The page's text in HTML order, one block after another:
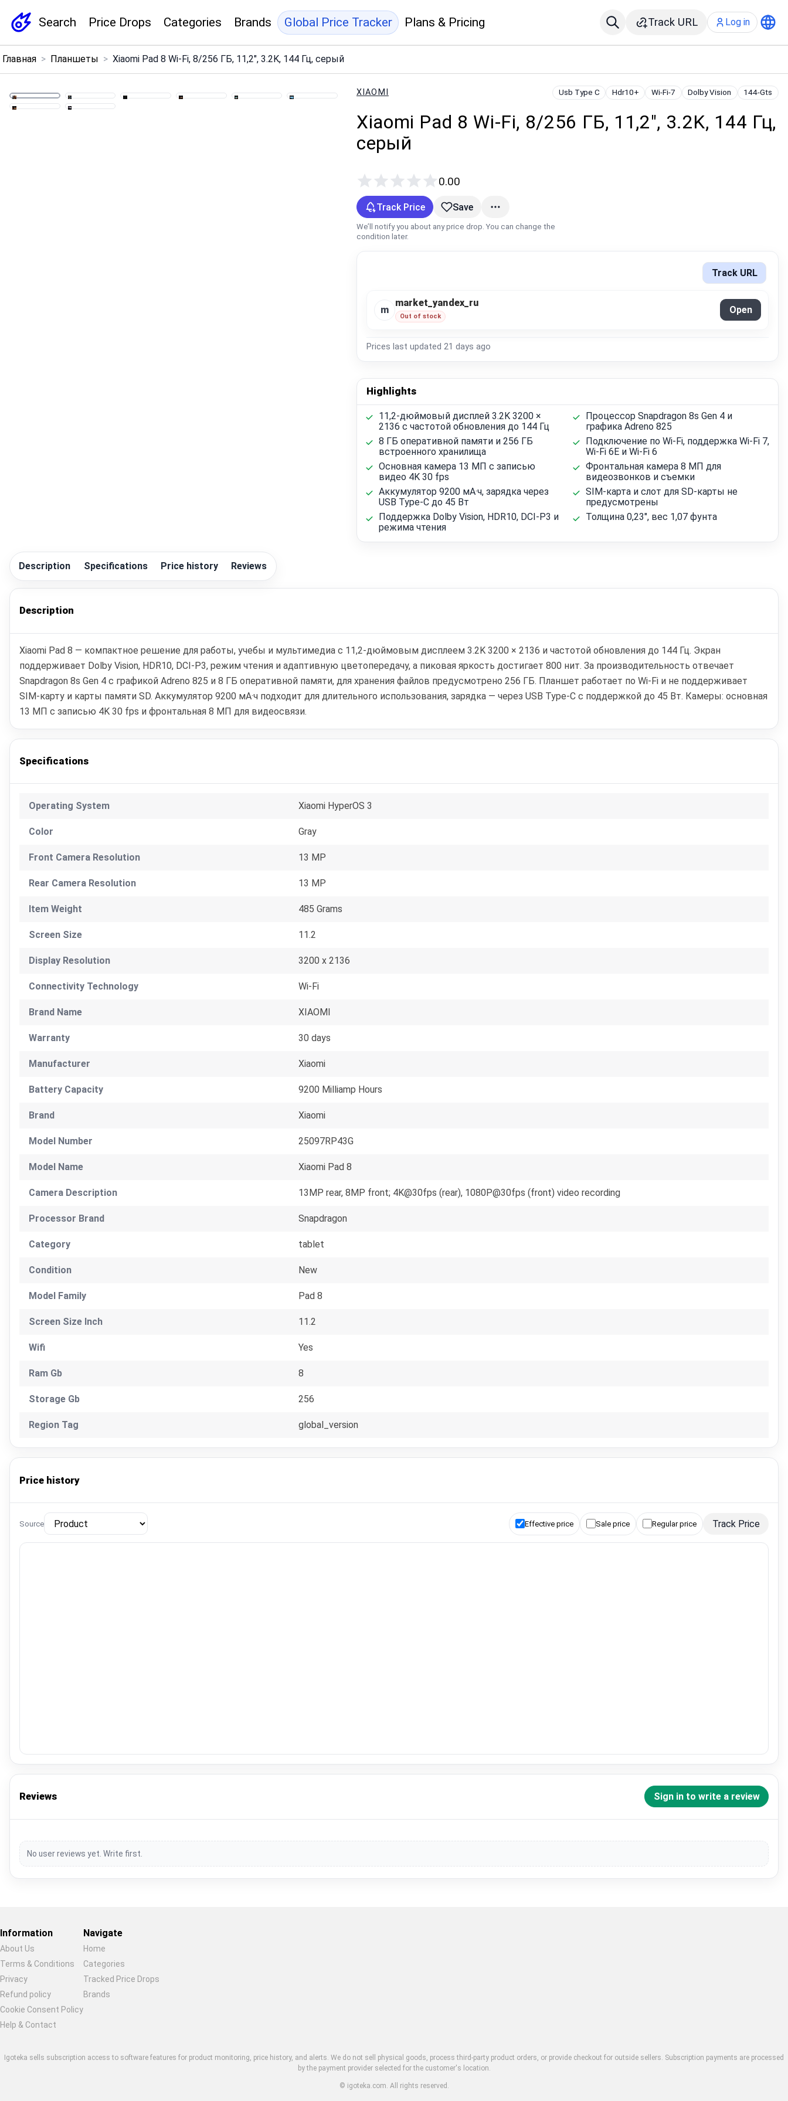
Search Price Drops Categories Brands Global Price Tracker Plans & Pricing Track URL Log in
Menu ×
Home
Главная > Планшеты > Xiaomi Pad 8 Wi‑Fi, 8/256 ГБ, 11,2", 3.2K, 144 Гц, серый
XIAOMI Usb Type C Hdr10+ Wi-Fi-7 Dolby Vision 144-Gts
Xiaomi Pad 8 Wi‑Fi, 8/256 ГБ, 11,2", 3.2K, 144 Гц,
серый
0.00
Track Price Save
We’ll notify you about any price drop. You can change the
condition later.
Track URL
m
market_yandex_ru
Out of stock
Open
Prices last updated 21 days ago
Highlights
11,2-дюймовый дисплей 3.2K 3200 ×
2136 с частотой обновления до 144 Гц
Процессор Snapdragon 8s Gen 4 и
графика Adreno 825
8 ГБ оперативной памяти и 256 ГБ
встроенного хранилища
Подключение по Wi‑Fi, поддержка Wi‑Fi 7,
Wi‑Fi 6E и Wi‑Fi 6
Основная камера 13 МП с записью
видео 4K 30 fps
Фронтальная камера 8 МП для
видеозвонков и съемки
Аккумулятор 9200 мА·ч, зарядка через
USB Type-C до 45 Вт
SIM-карта и слот для SD-карты не
предусмотрены
Поддержка Dolby Vision, HDR10, DCI-P3 и
режима чтения
Толщина 0,23", вес 1,07 фунта
Description Specifications Price history Reviews
Description
Xiaomi Pad 8 — компактное решение для работы, учебы и мультимедиа с 11,2-дюймовым дисплеем 3.2K 3200 × 2136 и частотой обновления до 144 Гц. Экран
поддерживает Dolby Vision, HDR10, DCI-P3, режим чтения и адаптивную цветопередачу, а пиковая яркость достигает 800 нит. За производительность отвечает
Snapdragon 8s Gen 4 с графикой Adreno 825 и 8 ГБ оперативной памяти, для хранения файлов предусмотрено 256 ГБ. Планшет работает по Wi‑Fi и не поддерживает
SIM-карту и карты памяти SD. Аккумулятор 9200 мА·ч подходит для длительного использования, зарядка — через USB Type-C с поддержкой до 45 Вт. Камеры: основная
13 МП с записью 4K 30 fps и фронтальная 8 МП для видеосвязи.
Specifications
Operating System Xiaomi HyperOS 3
Color Gray
Front Camera Resolution 13 MP
Rear Camera Resolution 13 MP
Item Weight 485 Grams
Screen Size 11.2
Display Resolution 3200 x 2136
Connectivity Technology Wi-Fi
Brand Name XIAOMI
Warranty 30 days
Manufacturer Xiaomi
Battery Capacity 9200 Milliamp Hours
Brand Xiaomi
Model Number 25097RP43G
Model Name Xiaomi Pad 8
Camera Description 13MP rear, 8MP front; 4K@30fps (rear), 1080P@30fps (front) video recording
Processor Brand Snapdragon
Category tablet
Condition New
Model Family Pad 8
Screen Size Inch 11.2
Wifi Yes
Ram Gb 8
Storage Gb 256
Region Tag global_version
Price history
Source Effective price Sale price Regular price Track Price
Reviews Sign in to write a review
No user reviews yet. Write first.
Restore previous
Information
About Us
Terms & Conditions
Privacy
Refund policy
Cookie Consent Policy
Help & Contact
Navigate
Home
Categories
Tracked Price Drops
Brands
Igoteka sells subscription access to software features for product monitoring, price history, and alerts. We do not sell physical goods, process third-party product orders, or provide checkout for outside sellers. Subscription payments are processed
by the payment provider selected for the customer's location.
© igoteka.com. All rights reserved.